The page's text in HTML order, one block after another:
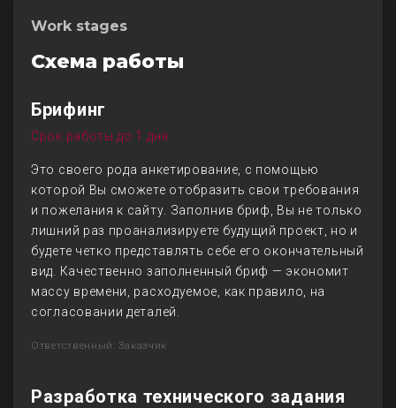
Work stages
Схема работы
Брифинг
Срок работы до 1 дня
Это своего рода анкетирование, с помощью
которой Вы сможете отобразить свои требования
и пожелания к сайту. Заполнив бриф, Вы не только
лишний раз проанализируете будущий проект, но и
будете четко представлять себе его окончательный
вид. Качественно заполненный бриф — экономит
массу времени, расходуемое, как правило, на
согласовании деталей.
Ответственный: Заказчик
Разработка технического задания